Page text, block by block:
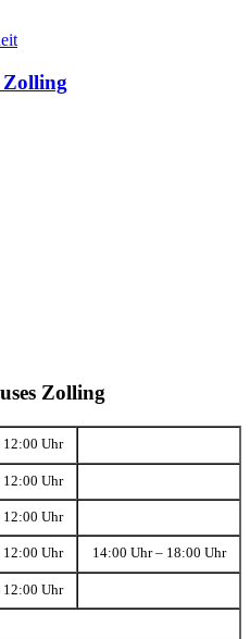
Zolling
Zolling
Uhr
Uhr
Uhr
Uhr 14:00 Uhr – 18:00 Uhr
Uhr